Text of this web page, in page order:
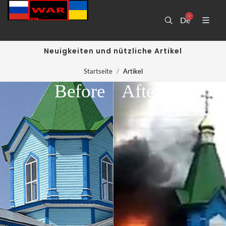
De
Neuigkeiten und nützliche Artikel
Startseite Artikel
After
Before